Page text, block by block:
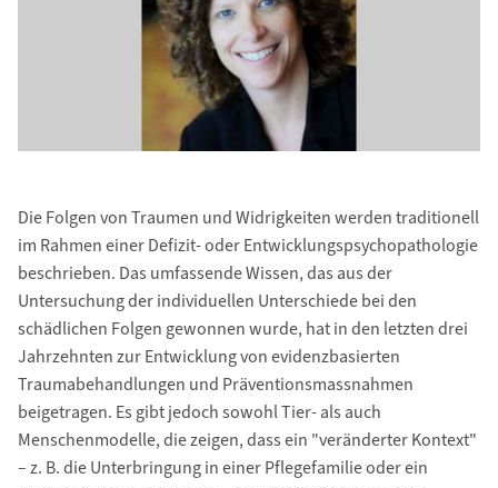
Die Folgen von Traumen und Widrigkeiten werden traditionell
im Rahmen einer Defizit- oder Entwicklungspsychopathologie
beschrieben. Das umfassende Wissen, das aus der
Untersuchung der individuellen Unterschiede bei den
schädlichen Folgen gewonnen wurde, hat in den letzten drei
Jahrzehnten zur Entwicklung von evidenzbasierten
Traumabehandlungen und Präventionsmassnahmen
beigetragen. Es gibt jedoch sowohl Tier- als auch
Menschenmodelle, die zeigen, dass ein "veränderter Kontext"
– z. B. die Unterbringung in einer Pflegefamilie oder ein